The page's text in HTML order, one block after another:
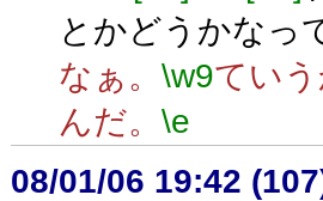
とかどうかなっ
なぁ。 \w9てい
んだ。 \e
08/01/06 19:42